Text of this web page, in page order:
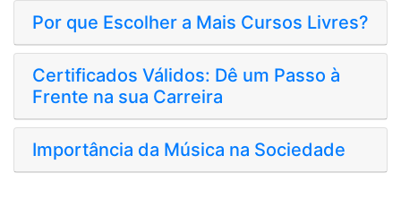
Por que Escolher a Mais Cursos Livres?
Certificados Válidos: Dê um Passo à
Frente na sua Carreira
Importância da Música na Sociedade